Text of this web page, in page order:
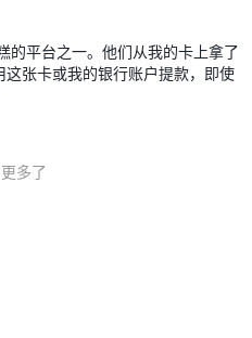
的平台之一。他们从我的卡上拿了
张卡或我的银行账户提款，即使
多了